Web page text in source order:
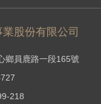
股份有限公司
鄉員鹿路一段165號
218